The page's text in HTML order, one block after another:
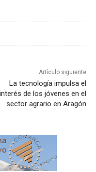
Artículo siguiente
La tecnología impulsa el
interés de los jóvenes en el
sector agrario en Aragón